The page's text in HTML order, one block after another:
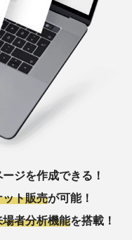
ジを作成できる！
ト販売が可能！
者分析機能を搭載！